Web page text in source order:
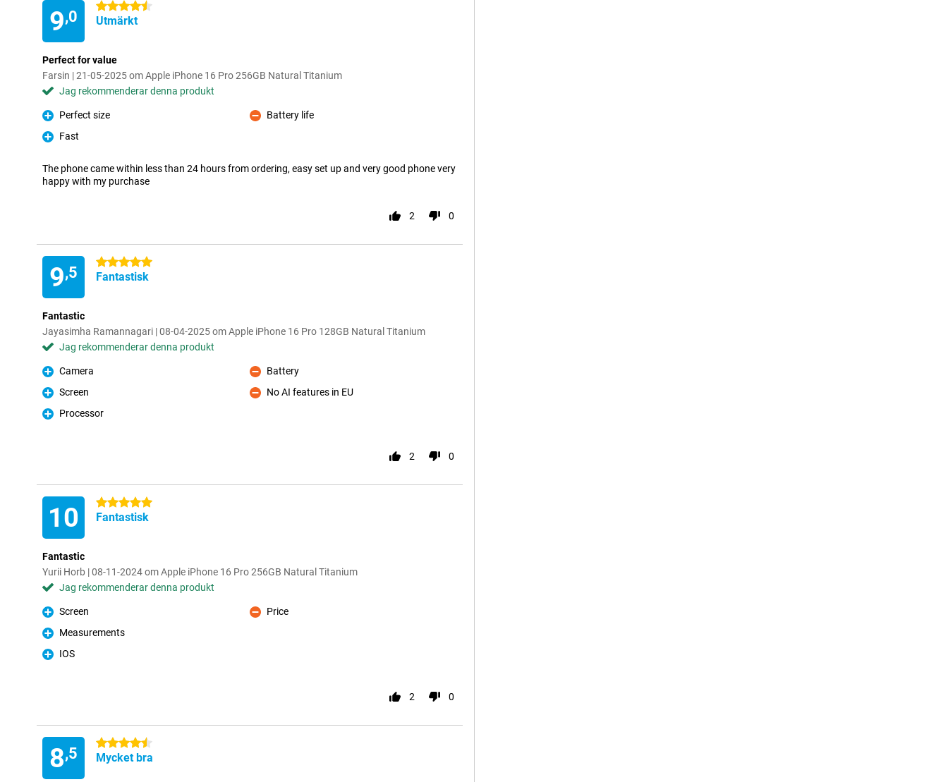
9,0
4.5 stjärnor
Utmärkt
Perfect for value
Farsin | 21-05-2025 om Apple iPhone 16 Pro 256GB Natural Titanium
Jag rekommenderar denna produkt
Fördelar
Perfect size
Fördelar
Fast
Nackdelar
Battery life
The phone came within less than 24 hours from ordering, easy set up and very good phone very
happy with my purchase
2 0
9,5
5 stjärnor
Fantastisk
Fantastic
Jayasimha Ramannagari | 08-04-2025 om Apple iPhone 16 Pro 128GB Natural Titanium
Jag rekommenderar denna produkt
Fördelar
Camera
Fördelar
Screen
Fördelar
Processor
Nackdelar
Battery
Nackdelar
No AI features in EU
2 0
10 5 stjärnor
Fantastisk
Fantastic
Yurii Horb | 08-11-2024 om Apple iPhone 16 Pro 256GB Natural Titanium
Jag rekommenderar denna produkt
Fördelar
Screen
Fördelar
Measurements
Fördelar
IOS
Nackdelar
Price
2 0
8,5
4.5 stjärnor
Mycket bra